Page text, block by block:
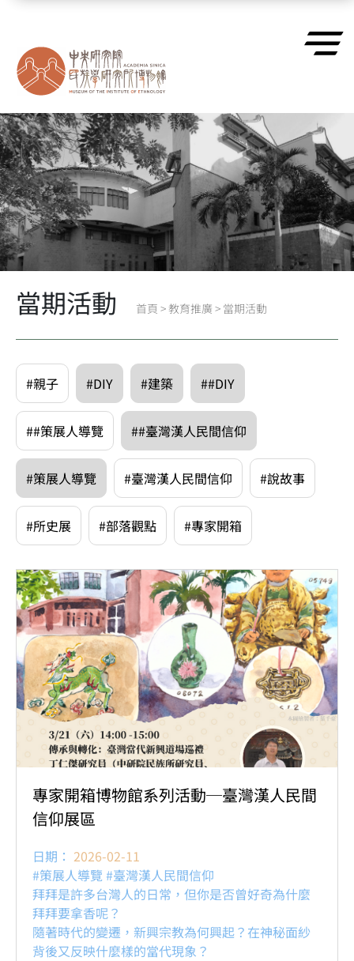
當期活動 首頁 >教育推廣 > 當期活動
#親子 #DIY #建築 ##DIY
##策展人導覽 ##臺灣漢人民間信仰
#策展人導覽 #臺灣漢人民間信仰 #說故事
#所史展 #部落觀點 #專家開箱
專家開箱博物館系列活動─臺灣漢人民間
信仰展區
日期： 2026-02-11
#策展人導覽 #臺灣漢人民間信仰
拜拜是許多台灣人的日常，但你是否曾好奇為什麼
拜拜要拿香呢？
隨著時代的變遷，新興宗教為何興起？在神秘面紗
背後又反映什麼樣的當代現象？